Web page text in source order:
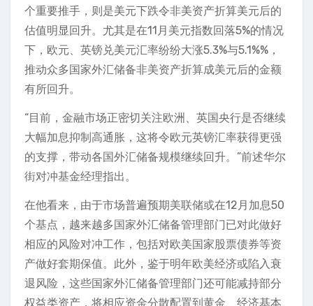
个重要推手，则是美元下跌令非美资产折算美元后的
估值明显回升。尤其是在11月美元指数回落5%的情况
下，欧元、英镑兑美元汇率纷纷大涨5.3%与5.1%%，
推动众多国家外汇储备非美资产折算成美元后的金额
有所回升。
“目前，金融市场正密切关注欧洲、英国央行是否继续
大幅加息抑制高通胀，这将令欧元英镑汇率获得更强
的支撑，带动各国外汇储备规模继续回升。”前述华尔
街对冲基金经理指出。
在他看来，由于市场普遍预期美联储或在12月加息50
个基点，越来越多国家外汇储备管理部门已对此做好
相应的风险对冲工作，包括对欧美国家股票债券等资
产做好套期保值。此外，鉴于明年欧美经济或陷入衰
退风险，这些国家外汇储备管理部门还可能减持部分
权益类资产，将相应资金分散配置到黄金、经济基本